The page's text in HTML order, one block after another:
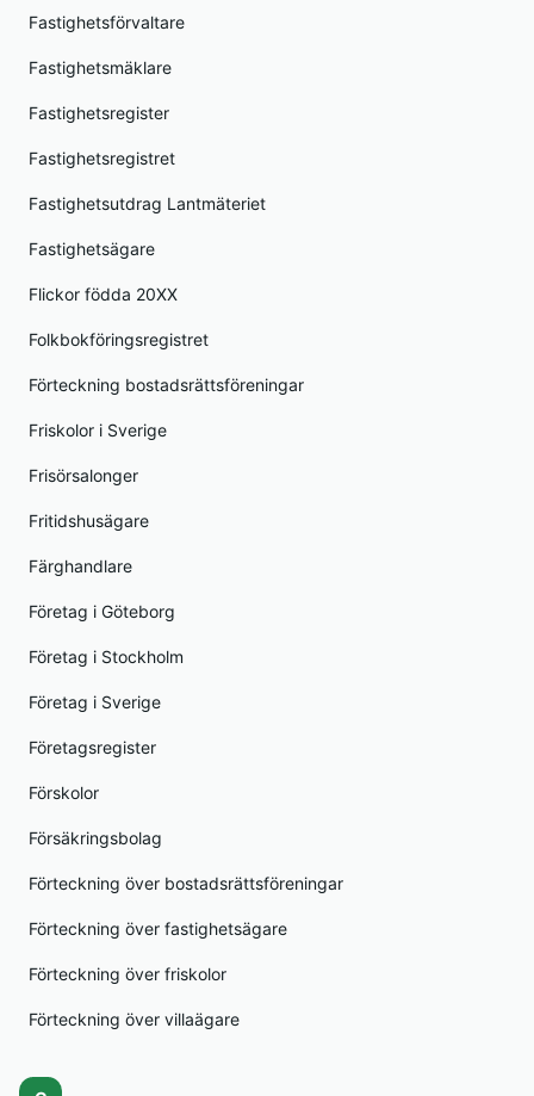
Fastighetsförvaltare
Fastighetsmäklare
Fastighetsregister
Fastighetsregistret
Fastighetsutdrag Lantmäteriet
Fastighetsägare
Flickor födda 20XX
Folkbokföringsregistret
Förteckning bostadsrättsföreningar
Friskolor i Sverige
Frisörsalonger
Fritidshusägare
Färghandlare
Företag i Göteborg
Företag i Stockholm
Företag i Sverige
Företagsregister
Förskolor
Försäkringsbolag
Förteckning över bostadsrättsföreningar
Förteckning över fastighetsägare
Förteckning över friskolor
Förteckning över villaägare